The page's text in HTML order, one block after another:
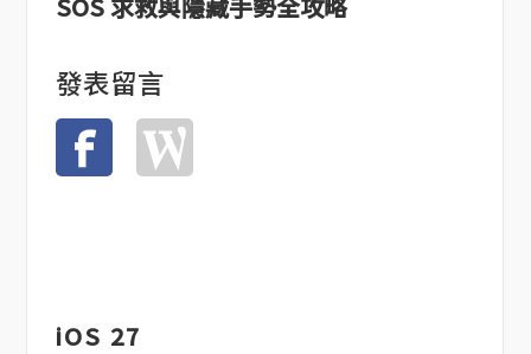
發表留言
iOS 27